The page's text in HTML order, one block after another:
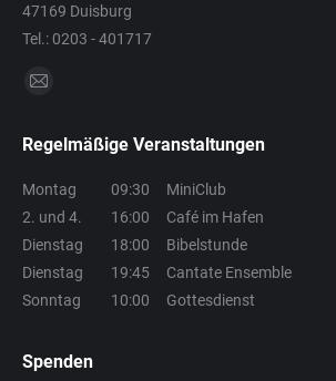
47169 Duisburg
Tel.: 0203 - 401717
Finden Sie uns auf:
E-
page
new
window
Regelmäßige Veranstaltungen
Montag 09:30
MiniClub
2. und 4.
Dienstag
16:00
Café im Hafen
18:00
Bibelstunde
Dienstag
19:45
Cantate Ensemble
Sonntag
10:00 Gottesdienst
Spenden